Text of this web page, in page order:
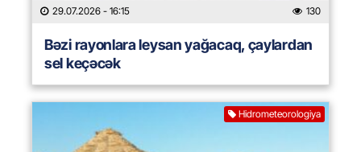
29.07.2026 - 16:15 130
Bəzi rayonlara leysan yağacaq, çaylardan
sel keçəcək
Hidrometeorologiya